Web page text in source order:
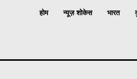
होम न्यूज़ शोकेस भारत